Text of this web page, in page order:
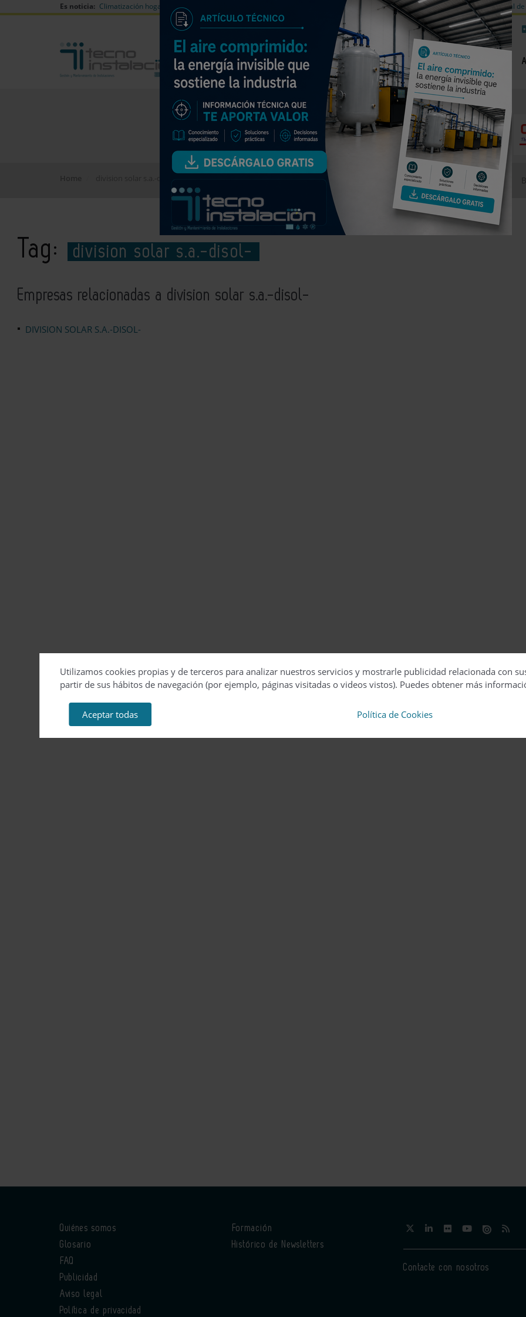
Es noticia: Climatización hogares verano Válvulas de equilibrado para sistemas calefacción Día mundial
NOTICIAS PRODUCTOS
EMPRESAS PREMIUM
Tag: division solar s.a.-disol-
Empresas relacionadas a division solar s.a.-disol-
DIVISION SOLAR S.A.-DISOL-
Quiénes somos
Glosario
FAQ
Publicidad
Aviso legal
Política de privacidad
Formación
Histórico de Newsletters
Contacte con nosotros
Utilizamos cookies propias y de terceros para analizar nuestros servicios y mostrarle publicidad relacionada con
partir de sus hábitos de navegación (por ejemplo, páginas visitadas o videos vistos). Puedes obtener más
Aceptar todas Política de Cookies